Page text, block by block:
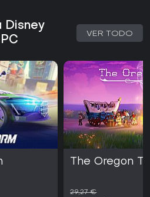
Disney
VER TODO
The Oregon
29,27 €